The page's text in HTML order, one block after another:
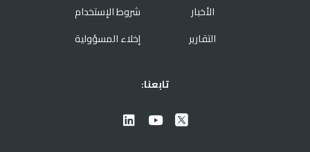
الأخبار
التقارير
شروط الإستخدام
إخلاء المسؤولية
تابعنا: